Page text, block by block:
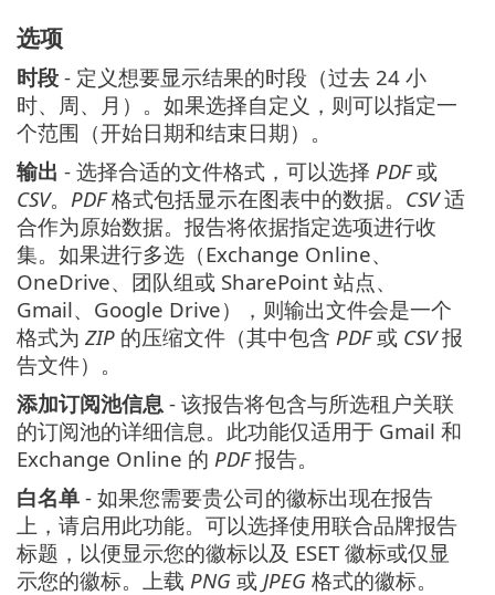
选项
时段 - 定义想要显示结果的时段（过去 24 小
时、周、月）。如果选择自定义，则可以指定一
个范围（开始日期和结束日期）。
输出 - 选择合适的文件格式，可以选择 PDF或
CSV。 PDF格式包括显示在图表中的数据。 CSV适
合作为原始数据。报告将依据指定选项进行收
集。如果进行多选（Exchange Online、
OneDrive、团队组或 SharePoint 站点、
Gmail、Google Drive），则输出文件会是一个
格式为 ZIP 的压缩文件（其中包含 PDF或 CSV报
告文件）。
添加订阅池信息 - 该报告将包含与所选租户关联
的订阅池的详细信息。此功能仅适用于 Gmail 和
Exchange Online 的 PDF报告。
白名单 - 如果您需要贵公司的徽标出现在报告
上，请启用此功能。可以选择使用联合品牌报告
标题，以便显示您的徽标以及 ESET 徽标或仅显
示您的徽标。上载 PNG 或 JPEG 格式的徽标。